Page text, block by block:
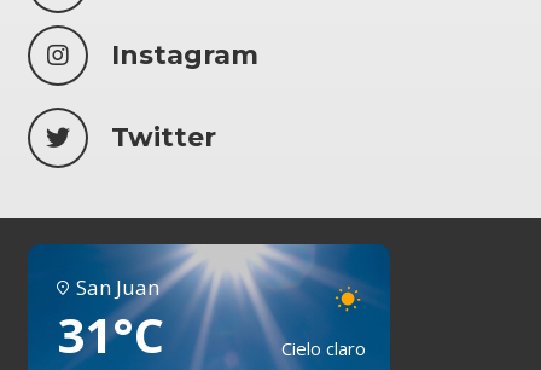
Instagram
Twitter
San Juan
31°C Cielo claro